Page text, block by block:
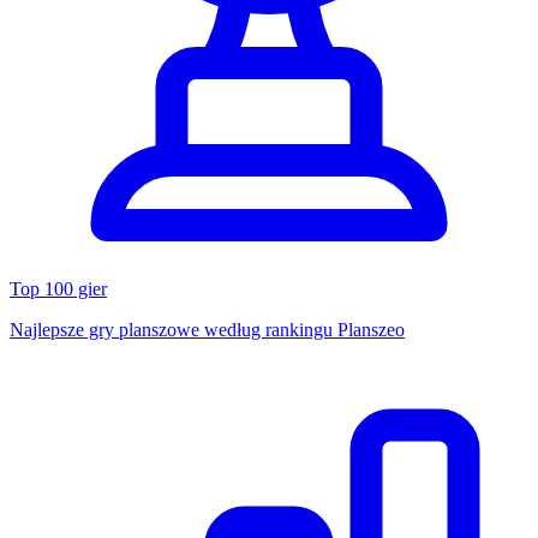
Top 100 gier
Najlepsze gry planszowe według rankingu Planszeo